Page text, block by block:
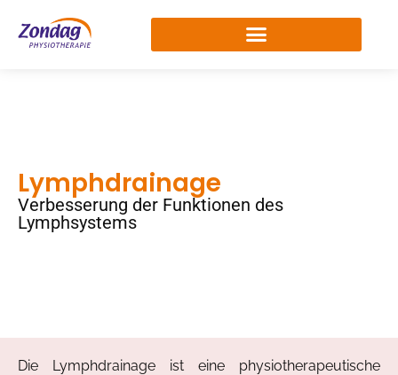
Lymphdrainage
Verbesserung der Funktionen des
Lymphsystems
Die Lymphdrainage ist eine physiotherapeutische